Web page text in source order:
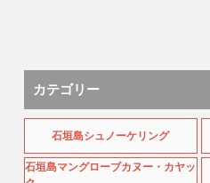
カテゴリー
石垣島シュノーケリング
石垣島マングローブカヌー・カヤッ